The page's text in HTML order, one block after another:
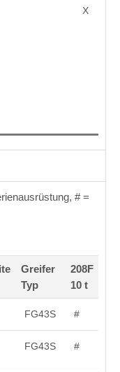
X
# =
Greifer
Typ
208F
10 t
FG43S #
FG43S #